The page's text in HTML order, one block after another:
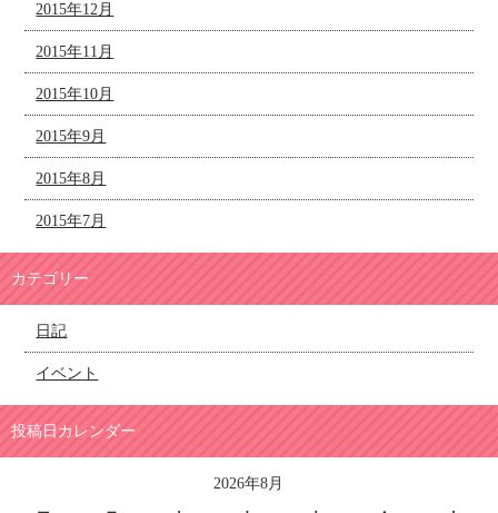
2015年12月
2015年11月
2015年10月
2015年9月
2015年8月
2015年7月
カテゴリー
日記
イベント
投稿日カレンダー
2026年8月